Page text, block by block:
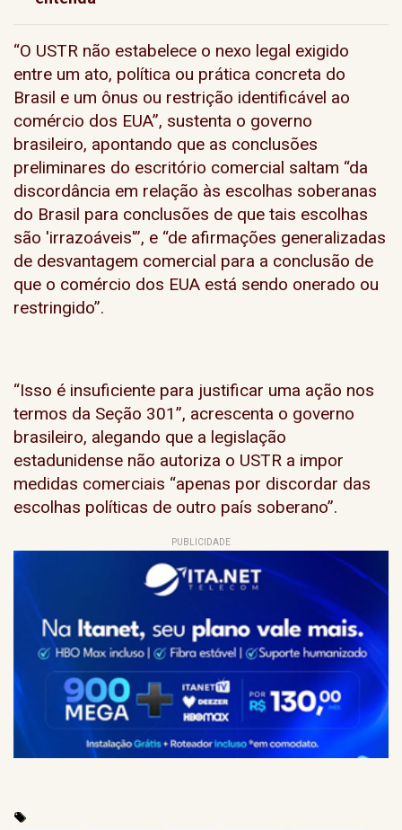
“O USTR não estabelece o nexo legal exigido
entre um ato, política ou prática concreta do
Brasil e um ônus ou restrição identificável ao
comércio dos EUA”, sustenta o governo
brasileiro, apontando que as conclusões
preliminares do escritório comercial saltam “da
discordância em relação às escolhas soberanas
do Brasil para conclusões de que tais escolhas
são 'irrazoáveis'”, e “de afirmações generalizadas
de desvantagem comercial para a conclusão de
que o comércio dos EUA está sendo onerado ou
restringido”.
“Isso é insuficiente para justificar uma ação nos
termos da Seção 301”, acrescenta o governo
brasileiro, alegando que a legislação
estadunidense não autoriza o USTR a impor
medidas comerciais “apenas por discordar das
escolhas políticas de outro país soberano”.
PUBLICIDADE